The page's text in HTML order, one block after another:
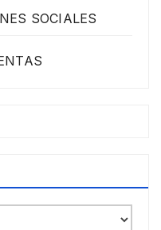
SOCIALES